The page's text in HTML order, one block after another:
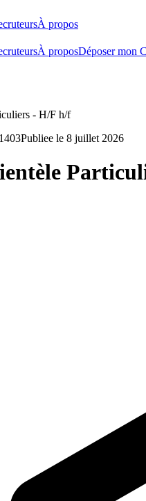
À propos
À proposDéposer mon
- H/F h/f
Publiee le 8 juillet 2026